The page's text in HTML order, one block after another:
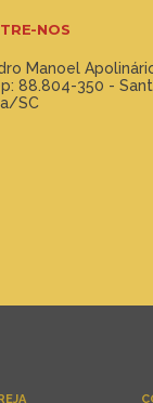
NOS
Manoel
88.804-350 -
SC